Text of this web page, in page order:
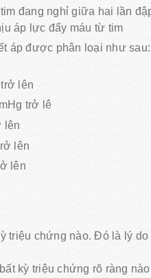
đang nghỉ giữa hai lần
áp lực đẩy máu từ tim
áp được phân loại như sau:
lên
trở lê
lên
lên
lên
triệu chứng nào. Đó là lý
kỳ triệu chứng rõ ràng